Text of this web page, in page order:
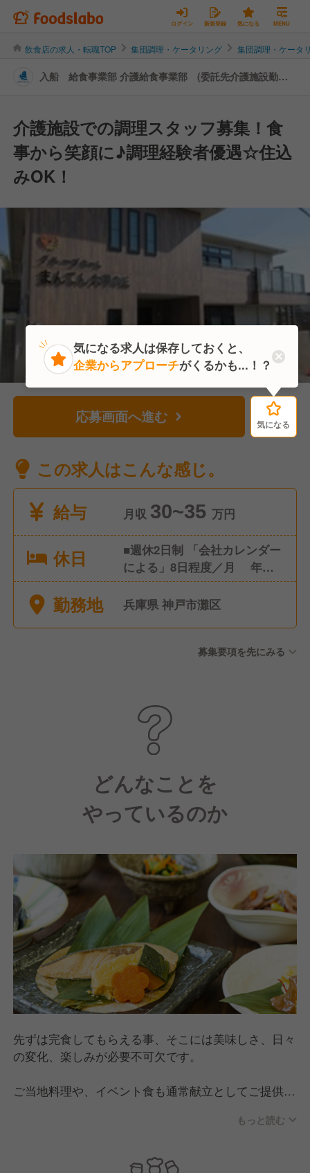
ログイン 新規登録 気になる MENU
飲食店の求人・転職TOP 集団調理・ケータリング 集団調理・ケータ
入船 給食事業部 介護給食事業部 (委託先介護施設勤務)
介護施設での調理スタッフ募集！食
事から笑顔に♪調理経験者優遇☆住込
みOK！
応募画面へ進む 気になる
この求人はこんな感じ。
給与
月収 30~35 万円
休日
■週休2日制 「会社カレンダー
による」8日程度／月 年間
95日 ■有給休暇
勤務地 兵庫県 神戸市灘区
募集要項を先にみる
どんなことを
やっているのか
先ずは完食してもらえる事、そこには美味しさ、日々
の変化、楽しみが必要不可欠です。
ご当地料理や、イベント食も通常献立としてご提供
利用者様に寄り添う施設運営をご支援しています。
もっと読む
気になる
気になる求人は保存しておくと、
企業からアプローチがくるかも...！？